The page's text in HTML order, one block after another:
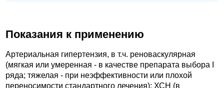
Показания к применению
Артериальная гипертензия, в т.ч. реноваскулярная
(мягкая или умеренная - в качестве препарата выбора I
ряда; тяжелая - при неэффективности или плохой
переносимости стандартного лечения); ХСН (в